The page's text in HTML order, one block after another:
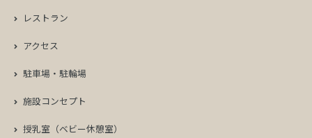
レストラン
アクセス
駐車場・駐輪場
施設コンセプト
授乳室（ベビー休憩室）